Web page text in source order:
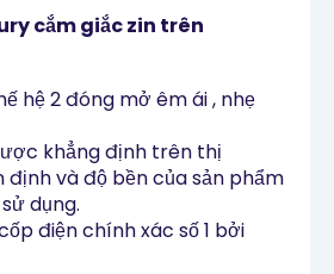
cắm giắc zin trên
hệ 2 đóng mở êm ái , nhẹ
khẳng định trên thị
và độ bền của sản phẩm
dụng.
điện chính xác số 1 bởi